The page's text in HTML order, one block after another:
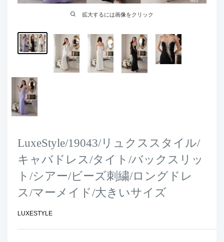
拡大するには画像をクリック
LuxeStyle/19043/リュクススタイル/
キャバドレス/タイト/バックスリッ
ト/シアー/ビーズ刺繍/ロングドレ
ス/マーメイド/大きいサイズ
LUXESTYLE